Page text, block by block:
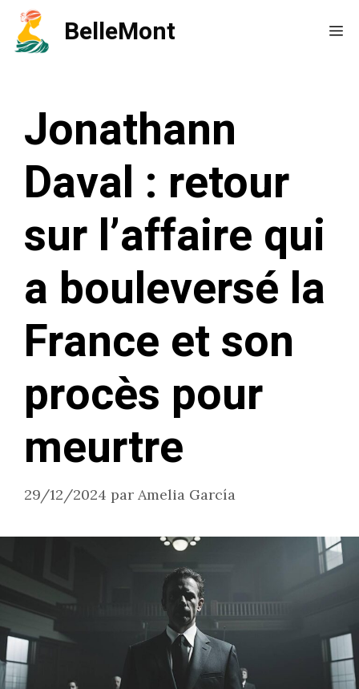
Aller
BelleMont
Jonathann
Daval : retour
sur l’affaire qui
a bouleversé la
France et son
procès pour
meurtre
29/12/2024 par Amelia García